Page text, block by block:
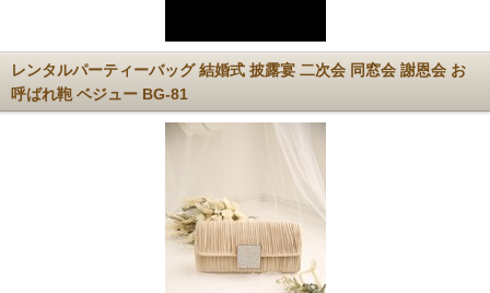
レンタルパーティーバッグ 結婚式 披露宴 二次会 同窓会 謝恩会 お
呼ばれ鞄 ベジュー BG-81